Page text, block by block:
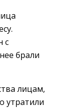
с
брали
лицам,
утратили